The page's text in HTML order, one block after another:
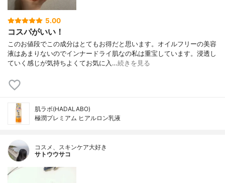
5.00
コスパがいい！
このお値段でこの成分はとてもお得だと思います。オイルフリーの美容
液はあまりないのでインナードライ肌なの私は重宝しています。浸透し
ていく感じが気持ちよくてお気に入…続きを見る
肌ラボ(HADALABO)
極潤プレミアム ヒアルロン乳液
コスメ、スキンケア大好き
サトウウサコ